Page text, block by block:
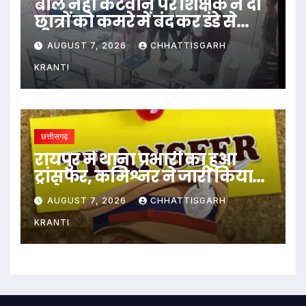
छात्रों को कमरे में बंद कर डंडे से
पीटा…
AUGUST 7, 2026 CHHATTISGARH
KRANTI
छत्तीसगढ़
रायपुर में थाना प्रभारी का हुआ
ट्रांसफर, कमिश्नर ने जारी किया
आदेश
AUGUST 7, 2026 CHHATTISGARH
KRANTI